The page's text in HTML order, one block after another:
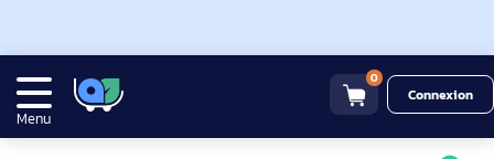
Menu
0
Connexion